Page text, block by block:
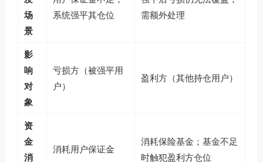
场
景
系统强平其仓位
需额外处理
影
响
对
象
亏损方（被强平用
户）
盈利方（其他持仓用户）
资
金
消
消耗用户保证金
消耗保险基金；基金不足
时触犯盈利方仓位